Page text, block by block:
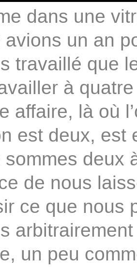
dans une
avions un an
travaillé que
à
affaire, là où
est deux, est
sommes deux
de nous
ce que nous
un peu